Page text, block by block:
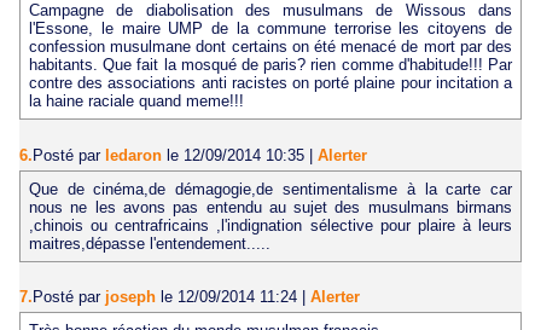
Campagne de diabolisation des musulmans de Wissous dans
l'Essone, le maire UMP de la commune terrorise les citoyens de
confession musulmane dont certains on été menacé de mort par des
habitants. Que fait la mosqué de paris? rien comme d'habitude!!! Par
contre des associations anti racistes on porté plaine pour incitation a
la haine raciale quand meme!!!
6. Posté par ledaron le 12/09/2014 10:35
Alerter
Que de cinéma,de démagogie,de sentimentalisme à la carte car
nous ne les avons pas entendu au sujet des musulmans birmans
,chinois ou centrafricains ,l'indignation sélective pour plaire à leurs
maitres,dépasse l'entendement.....
7. Posté par joseph le 12/09/2014 11:24
Alerter